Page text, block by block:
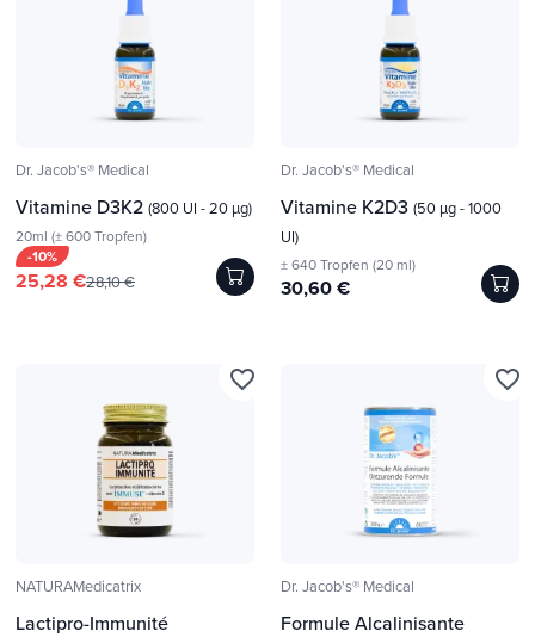
Dr. Jacob's® Medical
Vitamine D3K2 (800 UI - 20 µg)
20ml (± 600 Tropfen)
-10%
25,28 €28,10 €
Dr. Jacob's® Medical
Vitamine K2D3 (50 µg - 1000
UI)
± 640 Tropfen (20 ml)
30,60 €
NATURAMedicatrix
Lactipro-Immunité
favorite_border
Dr. Jacob's® Medical
Formule Alcalinisante
favorite_border